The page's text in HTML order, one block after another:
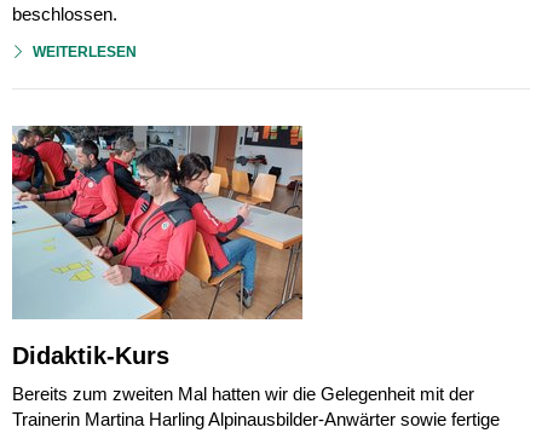
beschlossen.
WEITERLESEN
Didaktik-Kurs
Bereits zum zweiten Mal hatten wir die Gelegenheit mit der
Trainerin Martina Harling Alpinausbilder-Anwärter sowie fertige